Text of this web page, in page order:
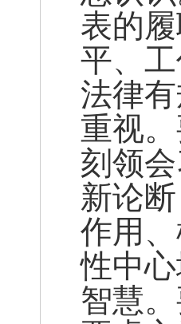
表的
平、
法律
重视
刻领
新论
作用
性中
智慧